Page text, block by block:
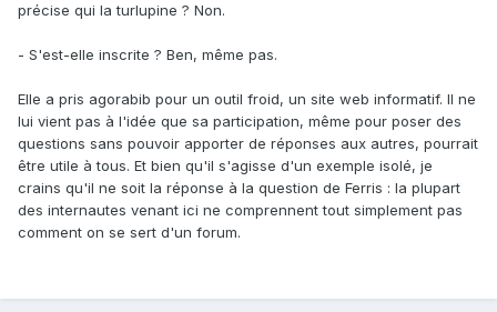
précise qui la turlupine ? Non.
- S'est-elle inscrite ? Ben, même pas.
Elle a pris agorabib pour un outil froid, un site web informatif. Il ne
lui vient pas à l'idée que sa participation, même pour poser des
questions sans pouvoir apporter de réponses aux autres, pourrait
être utile à tous. Et bien qu'il s'agisse d'un exemple isolé, je
crains qu'il ne soit la réponse à la question de Ferris : la plupart
des internautes venant ici ne comprennent tout simplement pas
comment on se sert d'un forum.